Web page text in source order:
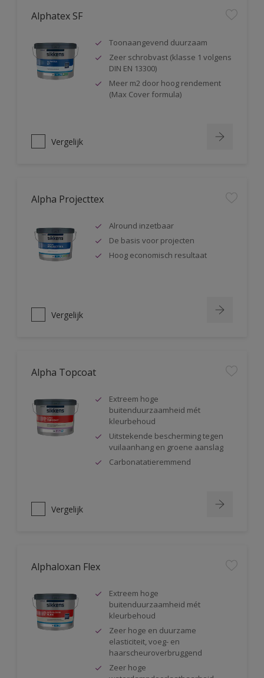
Alphatex SF
Toonaangevend duurzaam
Zeer schrobvast (klasse 1 volgens
DIN EN 13300)
Meer m2 door hoog rendement
(Max Cover formula)
Vergelijk
Alpha Projecttex
Alround inzetbaar
De basis voor projecten
Hoog economisch resultaat
Vergelijk
Alpha Topcoat
Extreem hoge
buitenduurzaamheid mét
kleurbehoud
Uitstekende bescherming tegen
vuilaanhang en groene aanslag
Carbonatatieremmend
Vergelijk
Alphaloxan Flex
Extreem hoge
buitenduurzaamheid mét
kleurbehoud
Zeer hoge en duurzame
elasticiteit, voeg- en
haarscheuroverbruggend
Zeer hoge